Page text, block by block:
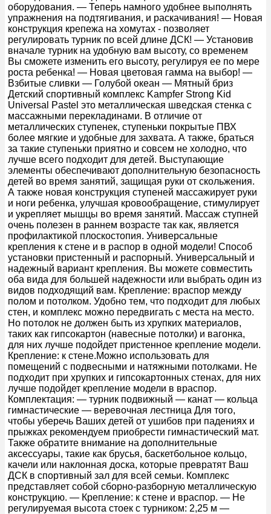
оборудования. — Теперь намного удобнее выполнять
упражнения на подтягивания, и раскачивания! — Новая
конструкция крепежа на хомутах - позволяет
регулировать турник по всей длине ДСК! — Установив
вначале турник на удобную вам высоту, со временем
Вы сможете изменить его высоту, регулируя ее по мере
роста ребенка! — Новая цветовая гамма на выбор! —
Взбитые сливки — Голубой океан — Мятный бриз
Детский спортивный комплекс Kampfer Strong Kid
Universal Pastel это металлическая шведская стенка с
массажными перекладинами. В отличие от
металлических ступенек, ступеньки покрытые ПВХ
более мягкие и удобные для захвата. А также, браться
за такие ступеньки приятно и совсем не холодно, что
лучше всего подходит для детей. Выступающие
элементы обеспечивают дополнительную безопасность
детей во время занятий, защищая руки от скольжения.
А также новая конструкция ступеней массажирует руки
и ноги ребенка, улучшая кровообращение, стимулирует
и укрепляет мышцы во время занятий. Массаж ступней
очень полезен в раннем возрасте так как, является
профилактикой плоскостопия. Универсальные
крепления к стене и в распор в одной модели! Способ
установки пристенный и распорный. Универсальный и
надежный вариант крепления. Вы можете совместить
оба вида для большей надежности или выбрать один из
видов подходящий вам. Крепление: враспор между
полом и потолком. Удобно тем, что подходит для любых
стен, и комплекс можно передвигать с места на место.
Но потолок не должен быть из хрупких материалов,
таких как гипсокартон (навесные потолки) и вагонка,
для них лучше подойдет пристенное крепление модели.
Крепление: к стене.Можно использовать для
помещений с подвесными и натяжными потолками. Не
подходит при хрупких и гипсокартонных стенах, для них
лучше подойдет крепление модели в враспор.
Комплектация: — турник подвижный — канат — кольца
гимнастические — веревочная лестница Для того,
чтобы уберечь Ваших детей от ушибов при падениях и
прыжках рекомендуем приобрести гимнастический мат.
Также обратите внимание на дополнительные
аксессуары, такие как брусья, баскетбольное кольцо,
качели или наклонная доска, которые превратят Ваш
ДСК в спортивный зал для всей семьи. Комплекс
представляет собой сборно-разборную металлическую
конструкцию. — Крепление: к стене и враспор. — Не
регулируемая высота стоек с турником: 2,25 м —